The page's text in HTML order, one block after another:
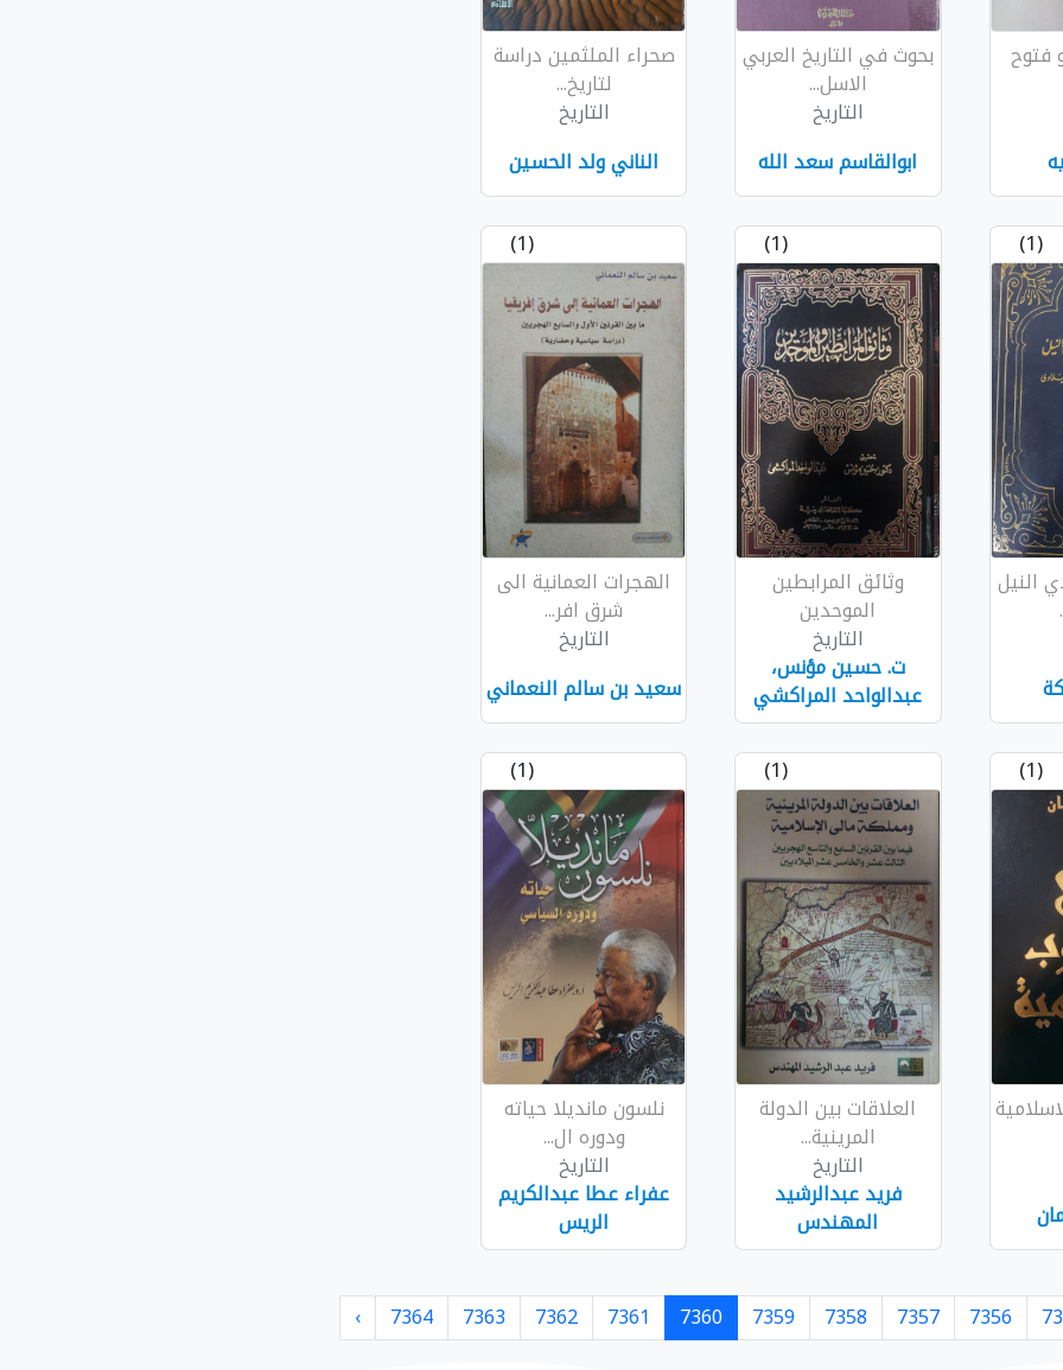
فتوح بحوث في التاريخ العربي
الاسل...
التاريخ
ابوالقاسم سعد الله
صحراء الملثمين دراسة
لتاريخ...
التاريخ
الناني ولد الحسين
(1)
النيل
(1)
وثائق المرابطين
الموحدين
التاريخ
ت. حسين مؤنس،
عبدالواحد المراكشي
(1)
الهجرات العمانية الى
شرق افر...
التاريخ
سعيد بن سالم النعماني
(1)
(1)
العلاقات بين الدولة
المرينية...
التاريخ
فريد عبدالرشيد
المهندس
(1)
نلسون مانديلا حياته
ودوره ال...
التاريخ
عفراء عطا عبدالكريم
الريس
7356
7357
7358
7359
7360
7361
7362
7363
7364
›